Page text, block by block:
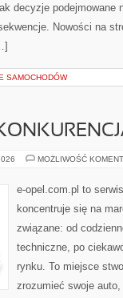
decyzje podejmowane
Nowości na
SAMOCHODÓW
MOŻLIWOŚĆ
e-opel.com.pl to
koncentruje się na
związane: od
techniczne, po
rynku. To miejsce
zrozumieć swoje